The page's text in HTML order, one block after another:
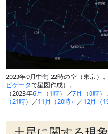
2023年9月中旬 22時の空（東京）
ビゲータで星図作成）。
（2023年6月（1時） ／7月（0時）
（21時） ／11月（20時） ／12月（